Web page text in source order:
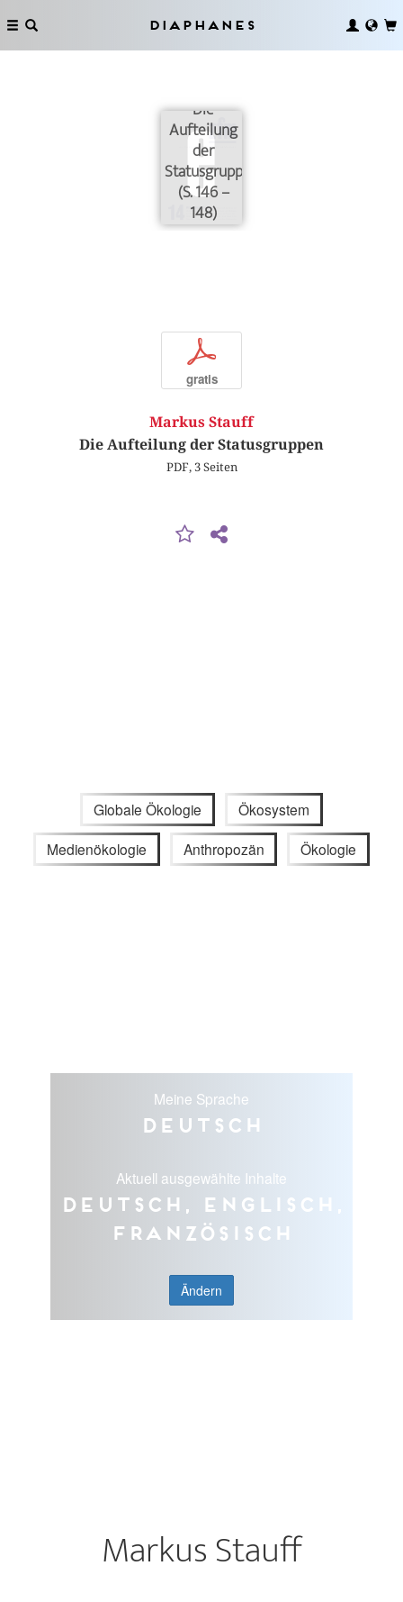
Diaphanes
Die
Aufteilung
der
Statusgruppen
(S. 146 –
148)
p
gratis
Markus Stauff
Die Aufteilung der Statusgruppen
PDF, 3 Seiten
Globale Ökologie Ökosystem
Medienökologie Anthropozän Ökologie
Meine Sprache
Deutsch
Aktuell ausgewählte Inhalte
Deutsch, Englisch,
Französisch
Ändern
Markus Stauff